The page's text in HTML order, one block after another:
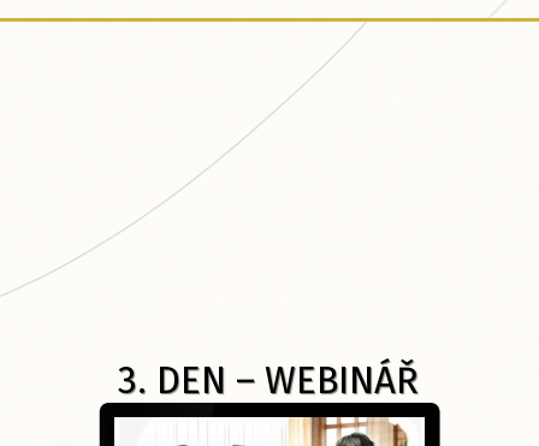
3. DEN – WEBINÁŘ